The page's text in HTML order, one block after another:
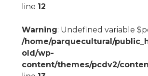
line 12
Warning: Undefined variable
/home/parquecultural/
old/wp-
content/themes/pcdv2/